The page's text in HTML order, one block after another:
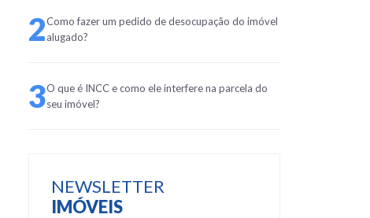
2Como fazer um pedido de desocupação do imóvel
alugado?
3O que é INCC e como ele interfere na parcela do
seu imóvel?
NEWSLETTER
IMÓVEIS